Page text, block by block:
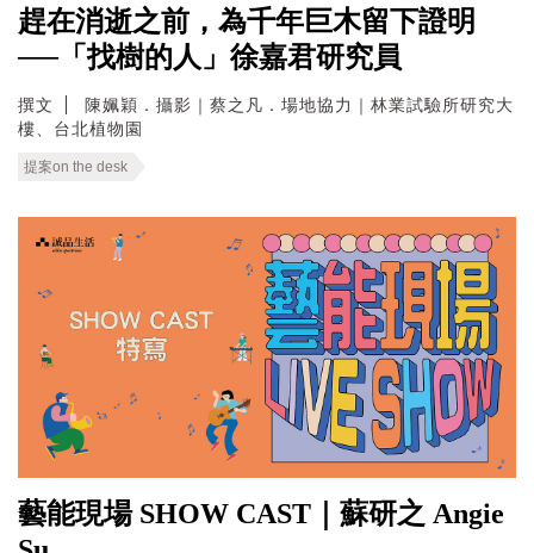
趕在消逝之前，為千年巨木留下證明
──「找樹的人」徐嘉君研究員
撰文
陳姵穎．攝影｜蔡之凡．場地協力｜林業試驗所研究大
樓、台北植物園
提案on the desk
藝能現場 SHOW CAST｜蘇研之 Angie